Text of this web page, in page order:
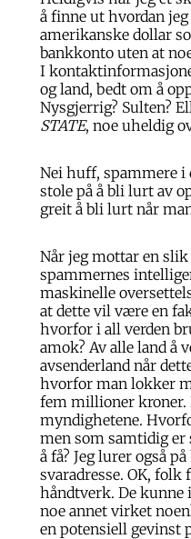
å finne ut hvordan
amerikanske dollar
bankkonto uten at
I
og land, bedt om å
Nysgjerrig? Sulten?
STATE, noe uheldig
Nei huff, spammere i
stole på å bli lurt av
greit å bli lurt når
Når jeg mottar en
spammernes
maskinelle
at dette vil være en
hvorfor i all verden
amok? Av alle land å
avsenderland når
hvorfor man lokker
fem millioner kroner.
myndighetene.
men som samtidig er
å få? Jeg lurer også
svaradresse. OK,
håndtverk. De kunne
noe annet virket
en potensiell gevinst